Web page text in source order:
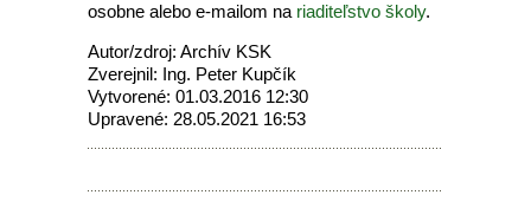
osobne alebo e-mailom na riaditeľstvo školy.
Autor/zdroj: Archív KSK
Zverejnil: Ing. Peter Kupčík
Vytvorené: 01.03.2016 12:30
Upravené: 28.05.2021 16:53